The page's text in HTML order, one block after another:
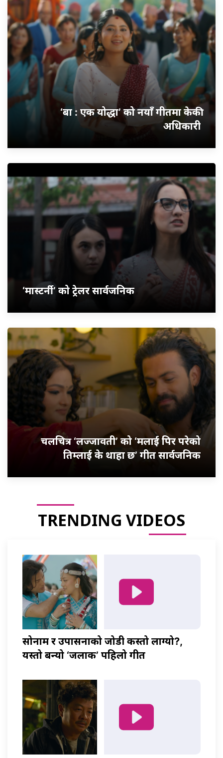
‘बा : एक योद्धा’ को नयाँ गीतमा केकी
अधिकारी
‘मास्टर्नी’ को ट्रेलर सार्वजनिक
चलचित्र ‘लज्जावती’ को ‘मलाई पिर परेको
तिम्लाई के थाहा छ’ गीत सार्वजनिक
TRENDING VIDEOS
सोनाम र उपासनाको जोडी कस्तो लाग्यो?,
यस्तो बन्यो ‘जलाकी’ पहिलो गीत